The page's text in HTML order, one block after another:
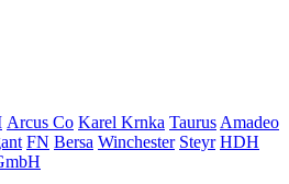
Arcus Co Karel Krnka Taurus Amadeo
FN Bersa Winchester Steyr HDH